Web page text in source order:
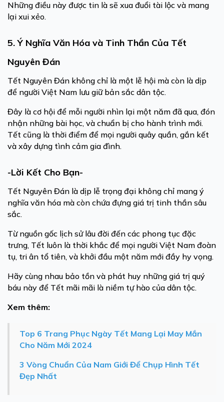
Những điều này được tin là sẽ xua đuổi tài lộc và mang
lại xui xẻo.
5. Ý Nghĩa Văn Hóa và Tinh Thần Của Tết
Nguyên Đán
Tết Nguyên Đán không chỉ là một lễ hội mà còn là dịp
để người Việt Nam lưu giữ bản sắc dân tộc.
Đây là cơ hội để mỗi người nhìn lại một năm đã qua, đón
nhận những bài học, và chuẩn bị cho hành trình mới.
Tết cũng là thời điểm để mọi người quây quần, gắn kết
và xây dựng tình cảm gia đình.
-Lời Kết Cho Bạn-
Tết Nguyên Đán là dịp lễ trọng đại không chỉ mang ý
nghĩa văn hóa mà còn chứa đựng giá trị tinh thần sâu
sắc.
Từ nguồn gốc lịch sử lâu đời đến các phong tục đặc
trưng, Tết luôn là thời khắc để mọi người Việt Nam đoàn
tụ, tri ân tổ tiên, và khởi đầu một năm mới đầy hy vọng.
Hãy cùng nhau bảo tồn và phát huy những giá trị quý
báu này để Tết mãi mãi là niềm tự hào của dân tộc.
Xem thêm:
Top 6 Trang Phục Ngày Tết Mang Lại May Mắn
Cho Năm Mới 2024
3 Vòng Chuẩn Của Nam Giới Để Chụp Hình Tết
Đẹp Nhất